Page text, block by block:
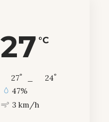
27 °C
27° 24°
47%
3 km/h